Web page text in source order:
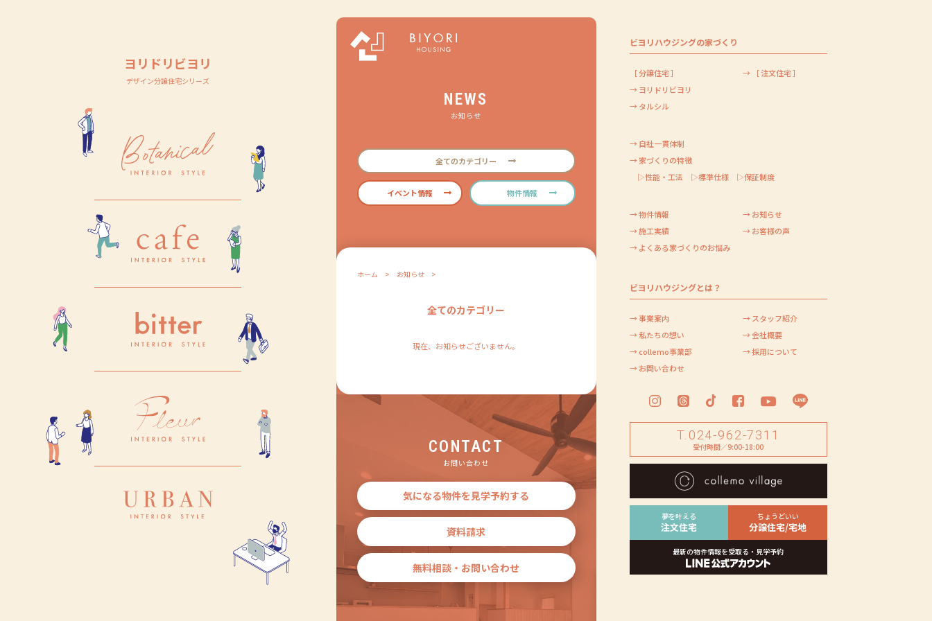
ヨリドリビヨリ
デザイン分譲住宅シリーズ
ビヨリハウジングの家づくり
［ 分譲住宅 ］
→ ヨリドリビヨリ
→ タルシル
→ ［ 注文住宅 ］
→ 自社一貫体制
→ 家づくりの特徴
▷性能・工法
▷標準仕様 ▷保証制度
→ 物件情報
→ 施工実績
→ よくある家づくりのお悩み
→ お知らせ
→ お客様の声
ビヨリハウジングとは？
→ 事業案内
→ 私たちの想い
→ collemo事業部
→ お問い合わせ
→ スタッフ紹介
→ 会社概要
→ 採用について
T.024-962-7311
受付時間／9:00-18:00
夢を叶える
注文住宅
ちょうどいい
分譲住宅/宅地
最新の物件情報を受取る・見学予約
NEWS
お知らせ
全てのカテゴリー
イベント情報 物件情報
ホーム > お知らせ>
全てのカテゴリー
現在、お知らせございません。
CONTACT
お問い合わせ
気になる物件を見学予約する
資料請求
無料相談・お問い合わせ